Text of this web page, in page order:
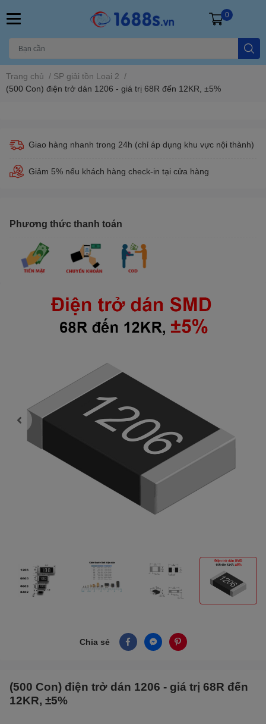
0
Trang chủ / SP giải tồn Loại 2 /
(500 Con) điện trở dán 1206 - giá trị 68R đến 12KR, ±5%
Giao hàng nhanh trong 24h (chỉ áp dụng khu vực nội thành)
Giảm 5% nếu khách hàng check-in tại cửa hàng
Phương thức thanh toán
Chia sẻ
(500 Con) điện trở dán 1206 - giá trị 68R đến
12KR, ±5%